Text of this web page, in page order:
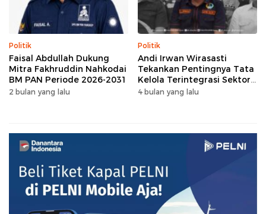
Politik
Faisal Abdullah Dukung
Mitra Fakhruddin Nahkodai
BM PAN Periode 2026-2031
2 bulan yang lalu
Politik
Andi Irwan Wirasasti
Tekankan Pentingnya Tata
Kelola Terintegrasi Sektor
Peternakan Sulsel
4 bulan yang lalu